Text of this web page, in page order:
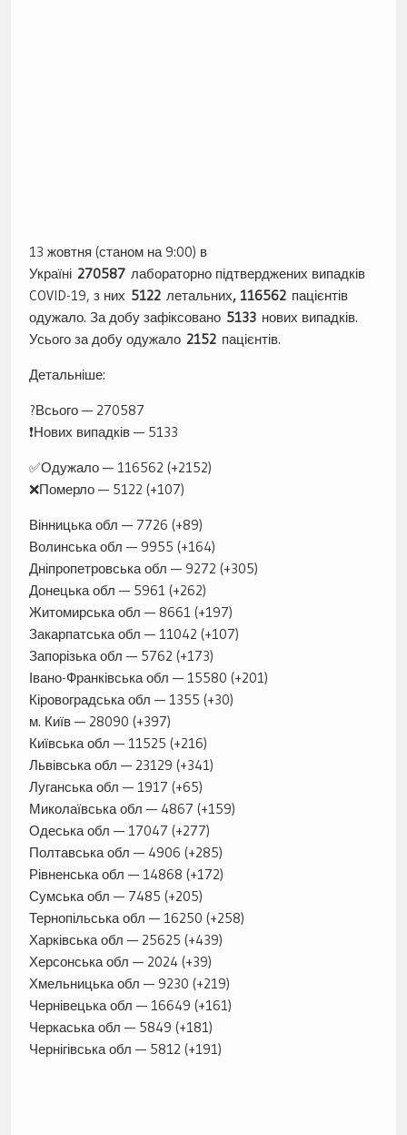
13 жовтня (станом на 9:00) в
Україні 270587лабораторно підтверджених випадків
COVID-19, з них 5122летальних, 116562пацієнтів
одужало. За добу зафіксовано 5133нових випадків.
Усього за добу одужало 2152пацієнтів.
Детальніше:
?Всього — 270587
❗️Нових випадків — 5133
✅Одужало — 116562 (+2152)
❌Померло — 5122 (+107)
Вінницька обл — 7726 (+89)
Волинська обл — 9955 (+164)
Дніпропетровська обл — 9272 (+305)
Донецька обл — 5961 (+262)
Житомирська обл — 8661 (+197)
Закарпатська обл — 11042 (+107)
Запорізька обл — 5762 (+173)
Івано-Франківська обл — 15580 (+201)
Кіровоградська обл — 1355 (+30)
м. Київ — 28090 (+397)
Київська обл — 11525 (+216)
Львівська обл — 23129 (+341)
Луганська обл — 1917 (+65)
Миколаївська обл — 4867 (+159)
Одеська обл — 17047 (+277)
Полтавська обл — 4906 (+285)
Рівненська обл — 14868 (+172)
Сумська обл — 7485 (+205)
Тернопільська обл — 16250 (+258)
Харківська обл — 25625 (+439)
Херсонська обл — 2024 (+39)
Хмельницька обл — 9230 (+219)
Чернівецька обл — 16649 (+161)
Черкаська обл — 5849 (+181)
Чернігівська обл — 5812 (+191)